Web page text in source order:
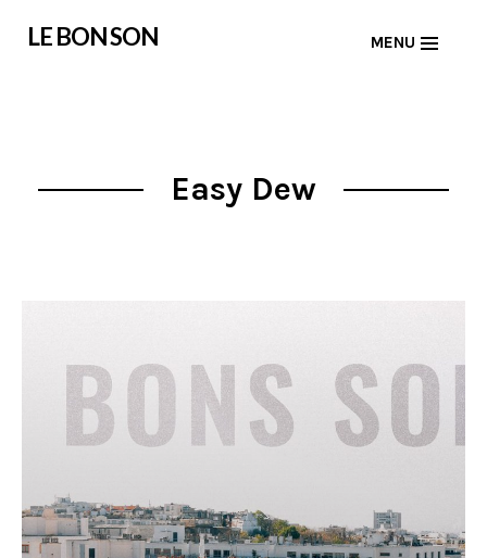
LE BON SON MENU
Easy Dew